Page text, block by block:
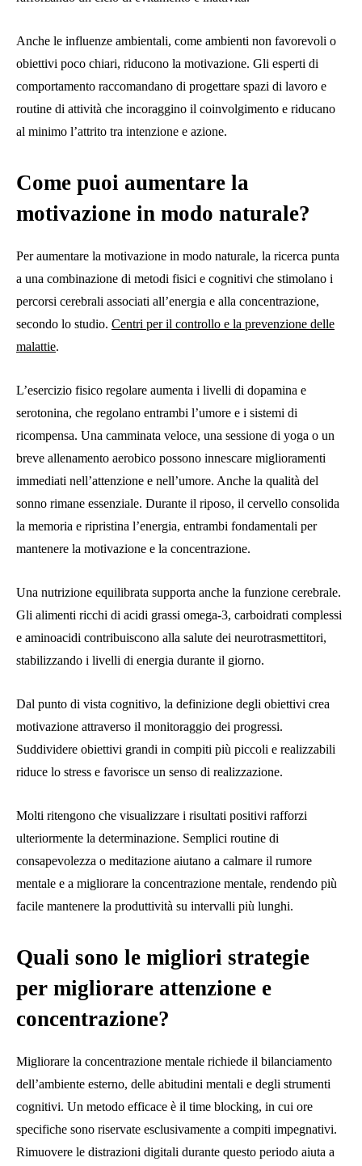
Anche le influenze ambientali, come ambienti non favorevoli o
obiettivi poco chiari, riducono la motivazione. Gli esperti di
comportamento raccomandano di progettare spazi di lavoro e
routine di attività che incoraggino il coinvolgimento e riducano
al minimo l’attrito tra intenzione e azione.
Come puoi aumentare la
motivazione in modo naturale?
Per aumentare la motivazione in modo naturale, la ricerca punta
a una combinazione di metodi fisici e cognitivi che stimolano i
percorsi cerebrali associati all’energia e alla concentrazione,
secondo lo studio. Centri per il controllo e la prevenzione delle
malattie.
L’esercizio fisico regolare aumenta i livelli di dopamina e
serotonina, che regolano entrambi l’umore e i sistemi di
ricompensa. Una camminata veloce, una sessione di yoga o un
breve allenamento aerobico possono innescare miglioramenti
immediati nell’attenzione e nell’umore. Anche la qualità del
sonno rimane essenziale. Durante il riposo, il cervello consolida
la memoria e ripristina l’energia, entrambi fondamentali per
mantenere la motivazione e la concentrazione.
Una nutrizione equilibrata supporta anche la funzione cerebrale.
Gli alimenti ricchi di acidi grassi omega-3, carboidrati complessi
e aminoacidi contribuiscono alla salute dei neurotrasmettitori,
stabilizzando i livelli di energia durante il giorno.
Dal punto di vista cognitivo, la definizione degli obiettivi crea
motivazione attraverso il monitoraggio dei progressi.
Suddividere obiettivi grandi in compiti più piccoli e realizzabili
riduce lo stress e favorisce un senso di realizzazione.
Molti ritengono che visualizzare i risultati positivi rafforzi
ulteriormente la determinazione. Semplici routine di
consapevolezza o meditazione aiutano a calmare il rumore
mentale e a migliorare la concentrazione mentale, rendendo più
facile mantenere la produttività su intervalli più lunghi.
Quali sono le migliori strategie
per migliorare attenzione e
concentrazione?
Migliorare la concentrazione mentale richiede il bilanciamento
dell’ambiente esterno, delle abitudini mentali e degli strumenti
cognitivi. Un metodo efficace è il time blocking, in cui ore
specifiche sono riservate esclusivamente a compiti impegnativi.
Rimuovere le distrazioni digitali durante questo periodo aiuta a